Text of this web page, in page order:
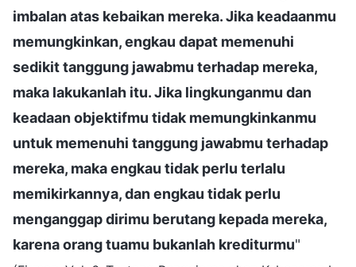
imbalan atas kebaikan mereka. Jika keadaanmu
memungkinkan, engkau dapat memenuhi
sedikit tanggung jawabmu terhadap mereka,
maka lakukanlah itu. Jika lingkunganmu dan
keadaan objektifmu tidak memungkinkanmu
untuk memenuhi tanggung jawabmu terhadap
mereka, maka engkau tidak perlu terlalu
memikirkannya, dan engkau tidak perlu
menganggap dirimu berutang kepada mereka,
karena orang tuamu bukanlah krediturmu"